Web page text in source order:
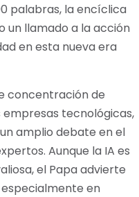
palabras, la encíclica
un llamado a la acción
en esta nueva era
concentración de
tecnológicas,
amplio debate en el
Aunque la IA es
el Papa advierte
especialmente en